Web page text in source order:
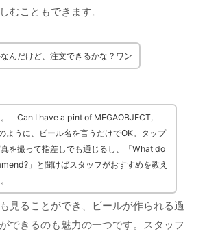
むこともできます。
んだけど、注文できるかな？ワン
「Can I have a pint of MEGAOBJECT,
ように、ビール名を言うだけでOK。タップ
を撮って指差しでも通じるし、「What do
」と聞けばスタッフがおすすめを教え
見ることができ、ビールが作られる過
できるのも魅力の一つです。スタッフ